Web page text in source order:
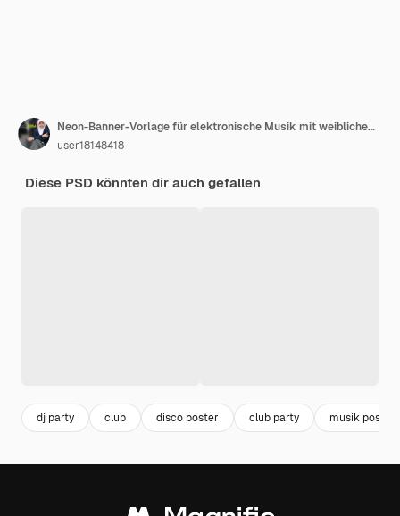
Neon-Banner-Vorlage für elektronische Musik mit weiblichem DJ
user18148418
Diese PSD könnten dir auch gefallen
dj party club disco poster club party musik poster